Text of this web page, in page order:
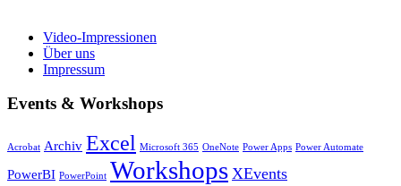
Video-Impressionen
Über uns
Impressum
Events & Workshops
Acrobat Archiv Excel Microsoft 365 OneNote Power Apps Power Automate
PowerBI PowerPoint Workshops XEvents